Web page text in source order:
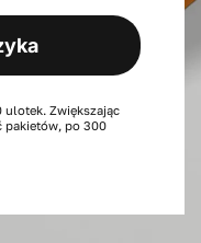
ulotek. Zwiększając
pakietów, po 300